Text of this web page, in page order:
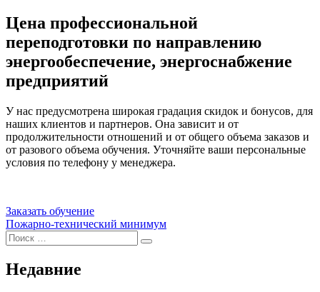
Цена профессиональной
переподготовки по направлению
энергообеспечение, энергоснабжение
предприятий
У нас предусмотрена широкая градация скидок и бонусов, для
наших клиентов и партнеров. Она зависит и от
продолжительности отношений и от общего объема заказов и
от разового объема обучения. Уточняйте ваши персональные
условия по телефону у менеджера.
Заказать обучение
Навигация
по
записям
Пожарно-технический минимум
Искать:
Поиск
Недавние